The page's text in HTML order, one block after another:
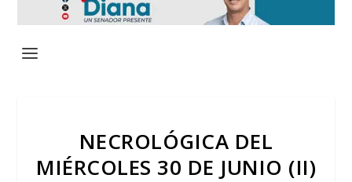
NECROLÓGICA DEL
MIÉRCOLES 30 DE JUNIO (II)